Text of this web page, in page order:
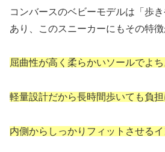
コンバースのベビーモデルは「歩
あり、このスニーカーにもその特徴
屈曲性が高く柔らかいソールでよ
軽量設計だから長時間歩いても負
内側からしっかりフィットさせる